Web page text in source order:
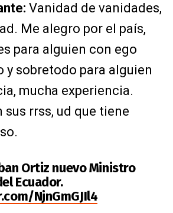
Vanidad de vanidades,
Me alegro por el país,
para alguien con ego
y sobretodo para alguien
mucha experiencia.
sus rrss, ud que tiene
Ortiz nuevo Ministro
Ecuador.
NjnGmGJIl4